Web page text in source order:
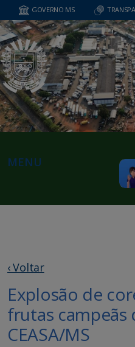
GOVERNO MS
MENU
‹ Voltar
Explosão de
frutas campeãs
CEASA/MS